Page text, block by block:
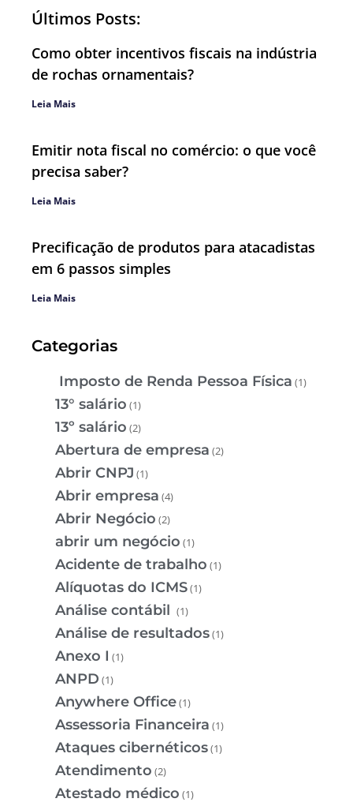
Últimos Posts:
Como obter incentivos fiscais na indústria
de rochas ornamentais?
Leia Mais
Emitir nota fiscal no comércio: o que você
precisa saber?
Leia Mais
Precificação de produtos para atacadistas
em 6 passos simples
Leia Mais
Categorias
Imposto de Renda Pessoa Física (1)
13° salário (1)
13º salário (2)
Abertura de empresa (2)
Abrir CNPJ (1)
Abrir empresa (4)
Abrir Negócio (2)
abrir um negócio (1)
Acidente de trabalho (1)
Alíquotas do ICMS(1)
Análise contábil (1)
Análise de resultados(1)
Anexo I (1)
ANPD (1)
Anywhere Office(1)
Assessoria Financeira (1)
Ataques cibernéticos(1)
Atendimento (2)
Atestado médico (1)